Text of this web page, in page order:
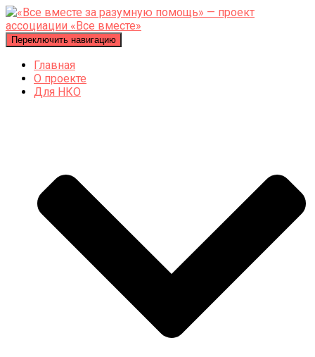
Переключить навигацию
Главная
О проекте
Для НКО